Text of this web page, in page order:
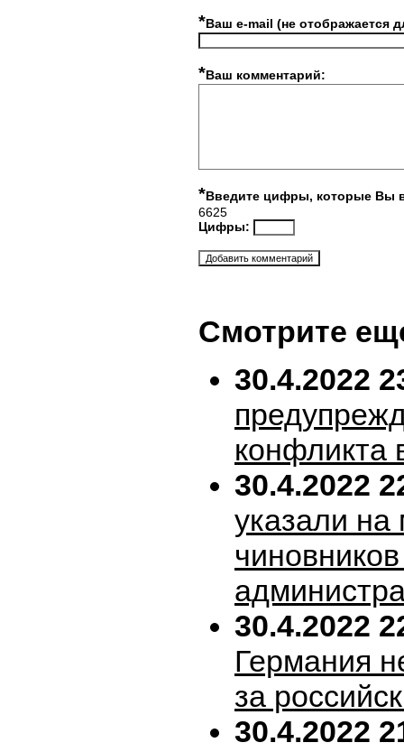
*Ваш e-mail (не отображается
*Ваш комментарий:
*Введите цифры, которые Вы
6625
Цифры:
Смотрите
30.4.2022
конфликта
30.4.2022
указали на
30.4.2022
Германия
за
30.4.2022